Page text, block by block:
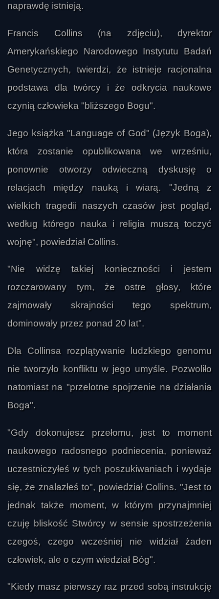
naprawdę istnieją.
Francis Collins (na zdjęciu), dyrektor
Amerykańskiego Narodowego Instytutu Badań
Genetycznych, twierdzi, że istnieje racjonalna
podstawa dla twórcy i że odkrycia naukowe
czynią człowieka "bliższego Bogu".
Jego książka "Language of God" (Język Boga),
która zostanie opublikowana we wrześniu,
ponownie otworzy odwieczną dyskusję o
relacjach między nauką i wiarą. "Jedną z
wielkich tragedii naszych czasów jest pogląd,
według którego nauka i religia muszą toczyć
wojnę", powiedział Collins.
"Nie widzę takiej konieczności i jestem
rozczarowany tym, że ostre głosy, które
zajmowały skrajności tego spektrum,
dominowały przez ponad 20 lat".
Dla Collinsa rozplątywanie ludzkiego genomu
nie tworzyło konfliktu w jego umyśle. Pozwoliło
natomiast na "przelotne spojrzenie na działania
Boga".
"Gdy dokonujesz przełomu, jest to moment
naukowego radosnego podniecenia, ponieważ
uczestniczyłeś w tych poszukiwaniach i wydaje
się, że znalazłeś to", powiedział Collins. "Jest to
jednak także moment, w którym przynajmniej
czuję bliskość Stwórcy w sensie spostrzeżenia
czegoś, czego wcześniej nie widział żaden
człowiek, ale o czym wiedział Bóg".
"Kiedy masz pierwszy raz przed sobą instrukcję